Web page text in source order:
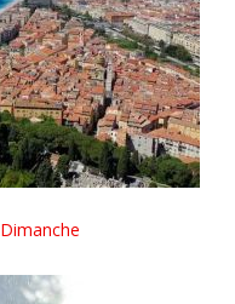
Dimanche